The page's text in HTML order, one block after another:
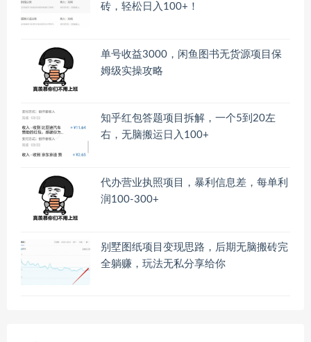
砖，轻松日入100+！
单号收益3000，闲鱼图书无货源项目保
姆级实操攻略
知乎红包答题项目拆解，一个5到20左
右，无脑搬运日入100+
代办营业执照项目，暴利信息差，每单利
润100-300+
别墅图纸项目变现思路，后期无脑搬砖完
全躺赚，玩法无私分享给你